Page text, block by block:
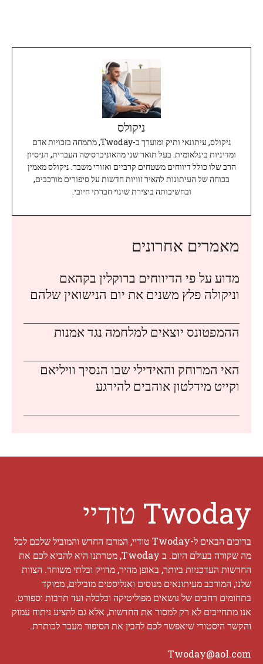
ניקולס
ניקולס, עיתונאי ותיק ומוערך ב-Twoday, מתמחה בזכויות אדם
ומדיניות בינלאומית. בעל תואר שני מהאוניברסיטה העברית, הניסיון
הרב שלו כולל דיווחים משטחים קרביים ואזורי משבר. ניקולס מאמין
בכוחה של העיתונות להאיר זוויות חדשות על סיפורים מורכבים,
ובחשיבותה ביצירת שינוי חברתי חיובי.
מאמרים אחרונים
מדוע על פי הדיווחים ברוקלין בקהאם
וניקולה פלץ משנים את יום הנישואין שלהם
ההמפטונס יוצאים למלחמה נגד אמנות
האי המרוחק והאידילי שבו הנסיך וויליאם
וקייט מידלטון אוהבים להירגע
Twoday טודיי
ברוכים הבאים ל-Twoday טודיי, המרכז החדש והמוביל שלכם לכל
מה שקורה בעולם היום. ב Twoday, מטרתנו היא להביא לכם את
החדשות העדכניות ביותר, באופן מהיר, מדויק ובלתי משוחד. הצוות
שלנו, המורכב מעיתונאים מנוסים ואנליסטים מובילים, ממוקד
בתחומים רחבים של נושאים מפוליטיקה וכלכלה ועד תרבות וספורט.
אנו מתחייבים לא רק למסור את החדשות, אלא גם להציע ניתוח עמוק
והקשר היסטורי שיאפשר לכם להבין את הסיפור מעבר לכותרת.
Twoday@aol.com